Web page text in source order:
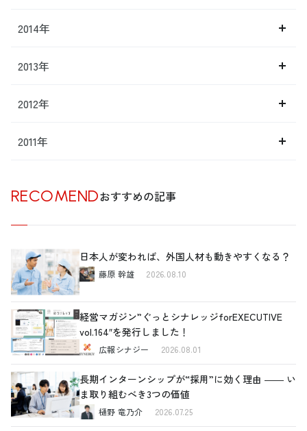
2014年
2013年
2012年
2011年
RECOMENDおすすめの記事
日本人が変われば、外国人材も動きやすくなる？
藤原 幹雄 2026.08.10
経営マガジン”ぐっとシナレッジforEXECUTIVE
vol.164″を発行しました！
広報シナジー 2026.08.01
長期インターンシップが“採用”に効く理由 ―― い
ま取り組むべき3つの価値
樋野 竜乃介 2026.07.25